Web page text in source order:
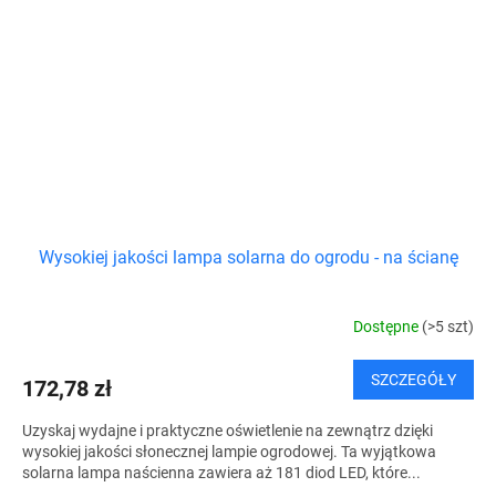
Wysokiej jakości lampa solarna do ogrodu - na ścianę
Dostępne (>5 szt)
172,78 zł SZCZEGÓŁY
Uzyskaj wydajne i praktyczne oświetlenie na zewnątrz dzięki
wysokiej jakości słonecznej lampie ogrodowej. Ta wyjątkowa
solarna lampa naścienna zawiera aż 181 diod LED, które...